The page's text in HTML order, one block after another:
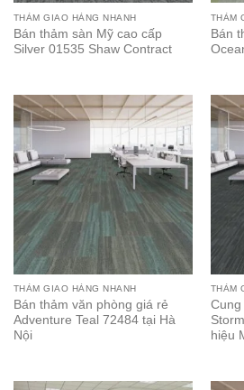
THẢM GIAO HÀNG NHANH
Bán thảm sàn Mỹ cao cấp
Silver 01535 Shaw Contract
THẢM
Bán
THẢM GIAO HÀNG NHANH
Bán thảm văn phòng giá rẻ
Adventure Teal 72484 tại Hà
Nội
THẢM
hiệu